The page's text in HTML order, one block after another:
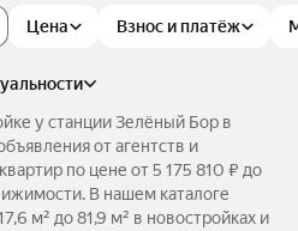
Цена Взнос и платёж
у станции Зелёный Бор в
от агентств и
по цене от 5 175 810 ₽ до
В нашем каталоге
м² до 81,9 м² в новостройках и